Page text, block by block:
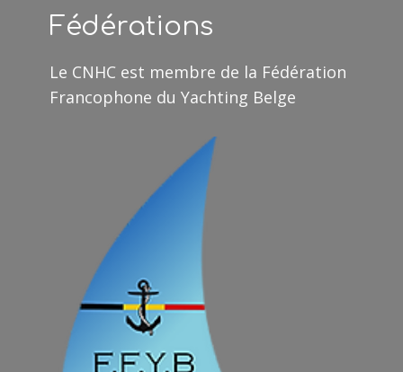
Fédérations
Le CNHC est membre de la Fédération
Francophone du Yachting Belge